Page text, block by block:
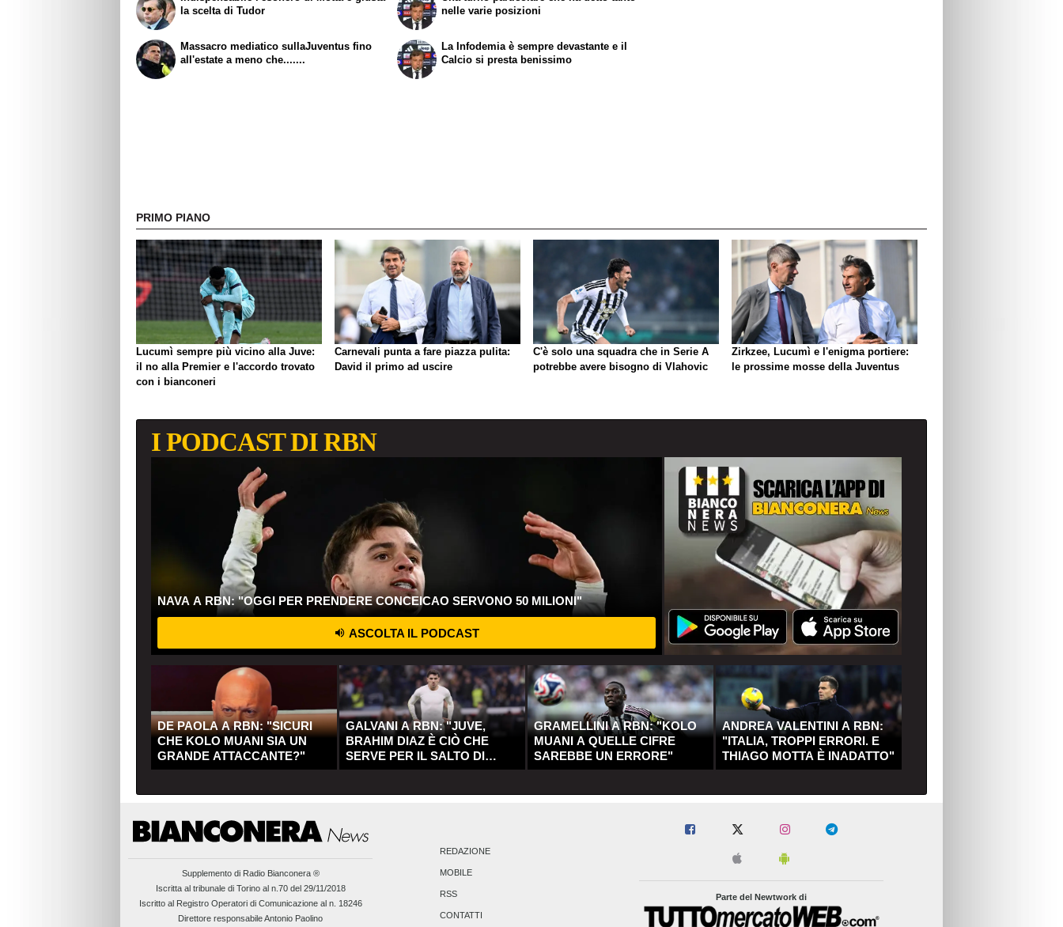
la scelta di Tudor
Massacro mediatico sullaJuventus fino
all'estate a meno che.......
nelle varie posizioni
La Infodemia è sempre devastante e il
Calcio si presta benissimo
PRIMO PIANO
Lucumì sempre più vicino alla Juve:
il no alla Premier e l'accordo trovato
con i bianconeri
Carnevali punta a fare piazza pulita:
David il primo ad uscire
C'è solo una squadra che in Serie A
potrebbe avere bisogno di Vlahovic
Zirkzee, Lucumì e l'enigma portiere:
le prossime mosse della Juventus
I PODCAST DI RBN
NAVA A RBN: "OGGI PER PRENDERE CONCEICAO SERVONO 50 MILIONI"
ASCOLTA IL PODCAST
DE PAOLA A RBN: "SICURI
CHE KOLO MUANI SIA UN
GRANDE ATTACCANTE?"
GALVANI A RBN: "JUVE,
BRAHIM DIAZ È CIÒ CHE
SERVE PER IL SALTO DI
QUALITÀ"
GRAMELLINI A RBN: "KOLO
MUANI A QUELLE CIFRE
SAREBBE UN ERRORE"
ANDREA VALENTINI A RBN:
"ITALIA, TROPPI ERRORI. E
THIAGO MOTTA È INADATTO"
Supplemento di Radio Bianconera ®
Iscritta al tribunale di Torino al n.70 del 29/11/2018
Iscritto al Registro Operatori di Comunicazione al n. 18246
Direttore responsabile Antonio Paolino
REDAZIONE
MOBILE
RSS
CONTATTI
Parte del Newtwork di